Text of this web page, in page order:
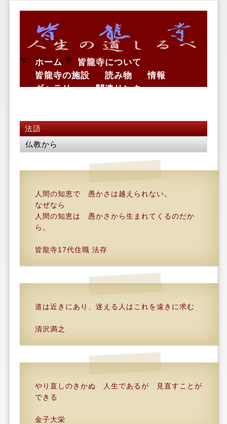
サーバテスト中
ホーム
皆龍寺について
皆龍寺の施設
読み物
情報
ギャラリー
関連リンク
法語
仏教から
人間の知恵で 愚かさは越えられない。
なぜなら
人間の知恵は 愚かさから生まれてくるのだか
ら。
皆龍寺17代住職 法存
道は近きにあり、迷える人はこれを遠きに求む
清沢満之
やり直しのきかぬ 人生であるが 見直すことが
できる
金子大栄